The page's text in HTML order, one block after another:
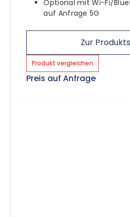
Optional mit Wi-Fi/
auf Anfrage 5G
Zur
Produkt vergleichen
Preis auf Anfrage